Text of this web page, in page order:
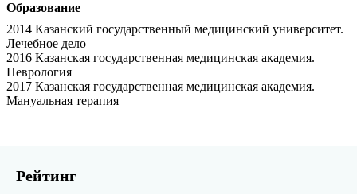
Образование
2014 Казанский государственный медицинский университет.
Лечебное дело
2016 Казанская государственная медицинская академия.
Неврология
2017 Казанская государственная медицинская академия.
Мануальная терапия
Рейтинг